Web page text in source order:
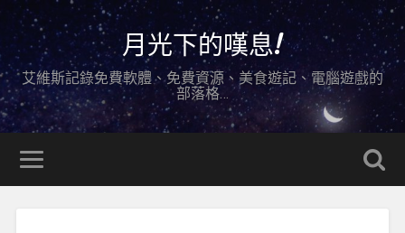
月光下的嘆息!
艾維斯記錄免費軟體、免費資源、美食遊記、電腦遊戲的
部落格…